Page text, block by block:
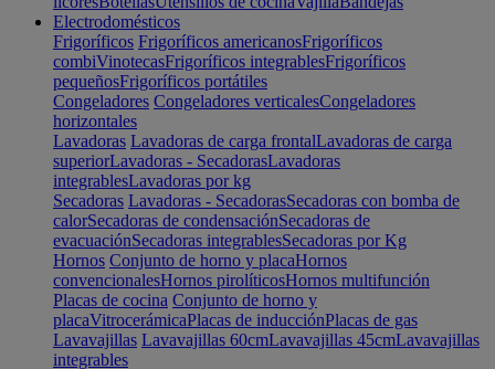
Electrodomésticos
Frigoríficos Frigoríficos americanosFrigoríficos
combiVinotecasFrigoríficos integrablesFrigoríficos
pequeñosFrigoríficos portátiles
Congeladores Congeladores verticalesCongeladores
horizontales
Lavadoras Lavadoras de carga frontalLavadoras de carga
superiorLavadoras - SecadorasLavadoras
integrablesLavadoras por kg
Secadoras Lavadoras - SecadorasSecadoras con bomba de
calorSecadoras de condensaciónSecadoras de
evacuaciónSecadoras integrablesSecadoras por Kg
Hornos Conjunto de horno y placaHornos
convencionalesHornos pirolíticosHornos multifunción
Placas de cocina Conjunto de horno y
placaVitrocerámicaPlacas de inducciónPlacas de gas
Lavavajillas Lavavajillas 60cmLavavajillas 45cmLavavajillas
integrables